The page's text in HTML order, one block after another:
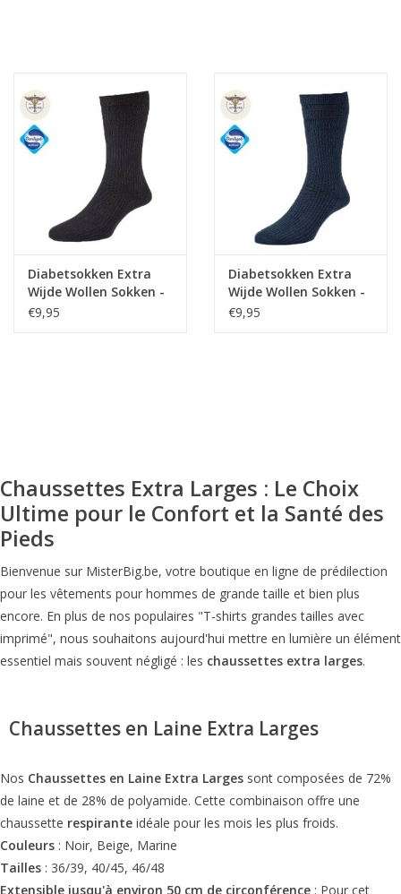
Diabetsokken Extra
Wijde Wollen Sokken -
Zwart
€9,95
Diabetsokken Extra
Wijde Wollen Sokken -
Navy
€9,95
Chaussettes Extra Larges : Le Choix
Ultime pour le Confort et la Santé des
Pieds
Bienvenue sur MisterBig.be, votre boutique en ligne de prédilection
pour les vêtements pour hommes de grande taille et bien plus
encore. En plus de nos populaires "T-shirts grandes tailles avec
imprimé", nous souhaitons aujourd'hui mettre en lumière un élément
essentiel mais souvent négligé : les chaussettes extra larges.
Chaussettes en Laine Extra Larges
Nos Chaussettes en Laine Extra Larges sont composées de 72%
de laine et de 28% de polyamide. Cette combinaison offre une
chaussette respirante idéale pour les mois les plus froids.
Couleurs : Noir, Beige, Marine
Tailles : 36/39, 40/45, 46/48
Extensible jusqu'à environ 50 cm de circonférence : Pour cet